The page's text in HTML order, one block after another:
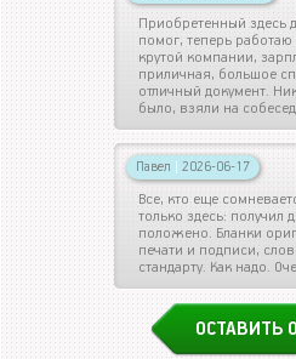
Приобретенный здесь
помог, теперь работаю
крутой компании,
приличная, большое
отличный документ.
было, взяли на
Павел | 2026-06-17
Все, кто еще
только здесь: получил
положено. Бланки
печати и подписи,
стандарту. Как надо.
ОСТАВИТЬ